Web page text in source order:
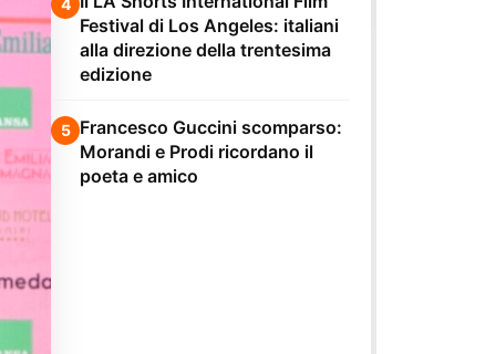
4
Festival di Los Angeles: italiani
alla direzione della trentesima
edizione
5 Francesco Guccini scomparso:
Morandi e Prodi ricordano il
poeta e amico